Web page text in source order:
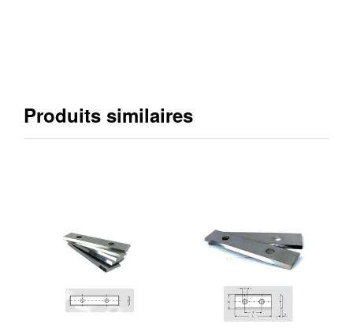
Produits similaires